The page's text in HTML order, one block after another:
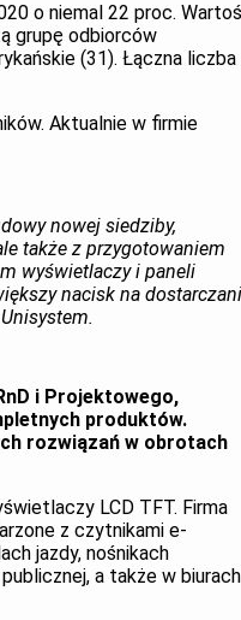
o niemal 22 proc.
grupę odbiorców
(31). Łączna liczba
Aktualnie w firmie
nowej siedziby,
także z przygotowaniem
wyświetlaczy i paneli
nacisk na
i Projektowego,
produktów.
rozwiązań w obrotach
LCD TFT. Firma
z czytnikami e-
jazdy, nośnikach
a także w biurach